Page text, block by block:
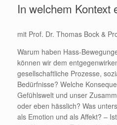
In welchem Kontext
mit Prof. Dr. Thomas Bock &
Warum haben Hass-
können wir dem
gesellschaftliche Prozesse,
Bedürfnisse? Welche
Gefühlswelt und unser
oder eben hässlich? Was
als Emotion und als Affekt? –